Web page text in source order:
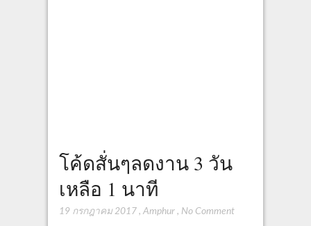
โค้ดสั่นๆลดงาน 3 วัน
เหลือ 1 นาที
19 กรกฎาคม 2017, Amphur, No Comment